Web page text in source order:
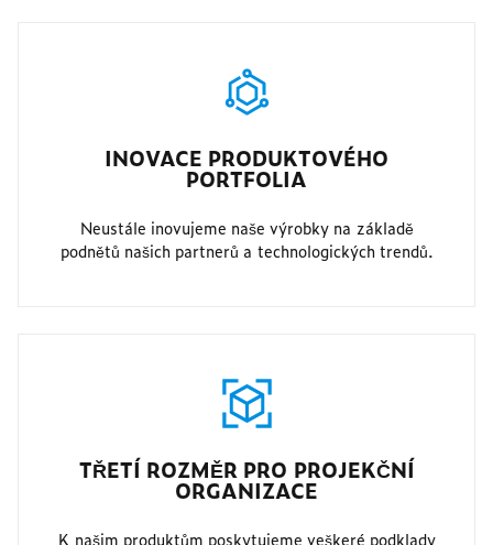
INOVACE PRODUKTOVÉHO
PORTFOLIA
Neustále inovujeme naše výrobky na základě
podnětů našich partnerů a technologických trendů.
TŘETÍ ROZMĚR PRO PROJEKČNÍ
ORGANIZACE
K našim produktům poskytujeme veškeré podklady